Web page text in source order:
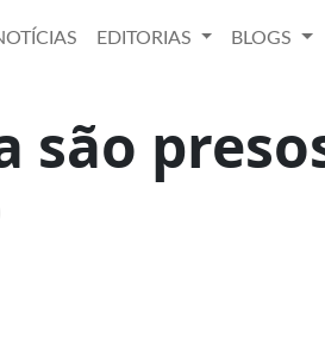
EDITORIAS BLOGS
são